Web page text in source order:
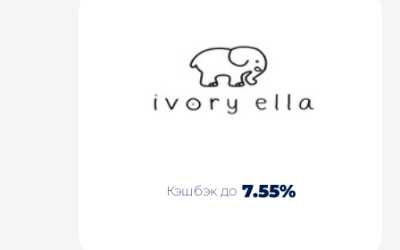
Кэшбэк до 7.55%